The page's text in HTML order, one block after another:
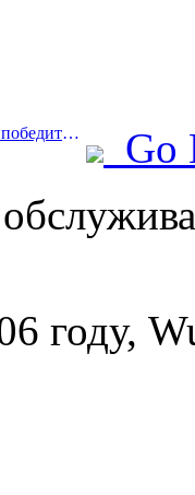
Prev:Объявлены окончательные победители шести главных премий: более ста отелей и компаний получили ежегодные награды!
Go
году,